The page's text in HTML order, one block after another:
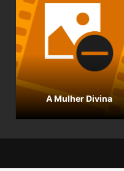
A Mulher Divina